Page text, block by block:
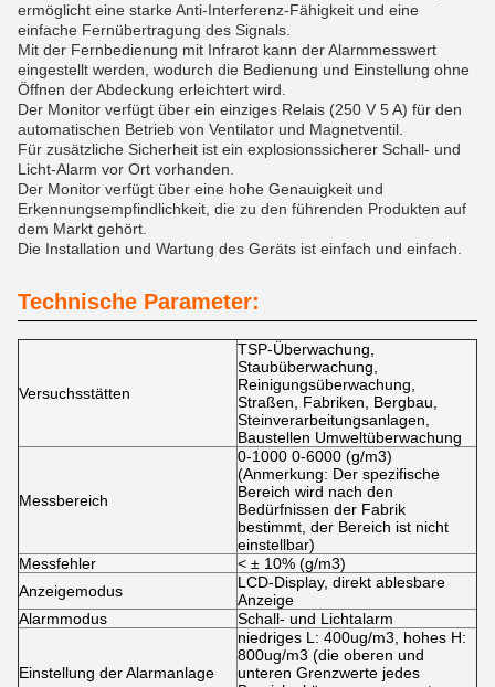
ermöglicht eine starke Anti-Interferenz-Fähigkeit und eine
einfache Fernübertragung des Signals.
Mit der Fernbedienung mit Infrarot kann der Alarmmesswert
eingestellt werden, wodurch die Bedienung und Einstellung ohne
Öffnen der Abdeckung erleichtert wird.
Der Monitor verfügt über ein einziges Relais (250 V 5 A) für den
automatischen Betrieb von Ventilator und Magnetventil.
Für zusätzliche Sicherheit ist ein explosionssicherer Schall- und
Licht-Alarm vor Ort vorhanden.
Der Monitor verfügt über eine hohe Genauigkeit und
Erkennungsempfindlichkeit, die zu den führenden Produkten auf
dem Markt gehört.
Die Installation und Wartung des Geräts ist einfach und einfach.
Technische Parameter:
Versuchsstätten
TSP-Überwachung,
Staubüberwachung,
Reinigungsüberwachung,
Straßen, Fabriken, Bergbau,
Steinverarbeitungsanlagen,
Baustellen Umweltüberwachung
Messbereich
0-1000 0-6000 (g/m3)
(Anmerkung: Der spezifische
Bereich wird nach den
Bedürfnissen der Fabrik
bestimmt, der Bereich ist nicht
einstellbar)
Messfehler
< ± 10% (g/m3)
Anzeigemodus
LCD-Display, direkt ablesbare
Anzeige
Alarmmodus
Schall- und Lichtalarm
Einstellung der Alarmanlage
niedriges L: 400ug/m3, hohes H:
800ug/m3 (die oberen und
unteren Grenzwerte jedes